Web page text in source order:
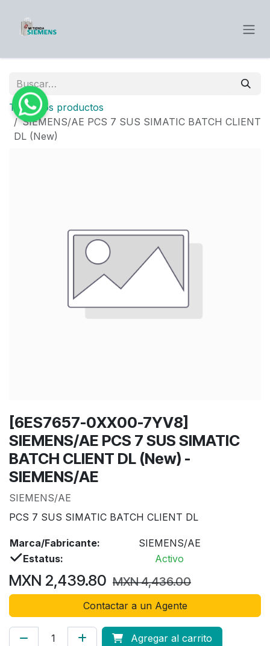
Todos los productos
SIEMENS/AE PCS 7 SUS SIMATIC BATCH CLIENT
DL (New)
[6ES7657-0XX00-7YV8]
SIEMENS/AE PCS 7 SUS SIMATIC
BATCH CLIENT DL (New) -
SIEMENS/AE
SIEMENS/AE
PCS 7 SUS SIMATIC BATCH CLIENT DL
Marca/Fabricante:
SIEMENS/AE
Estatus:
Activo
MXN 2,439.80 MXN4,436.00
Contactar a un Agente
Agregar al carrito